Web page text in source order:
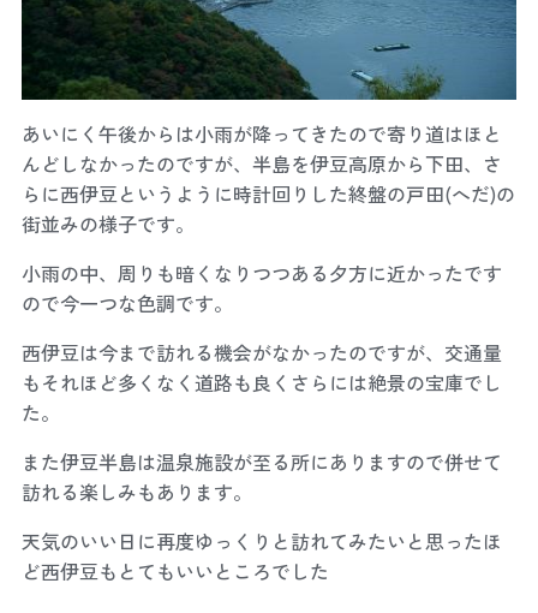
あいにく午後からは小雨が降ってきたので寄り道はほと
んどしなかったのですが、半島を伊豆高原から下田、さ
らに西伊豆というように時計回りした終盤の戸田(へだ)の
街並みの様子です。
小雨の中、周りも暗くなりつつある夕方に近かったです
ので今一つな色調です。
西伊豆は今まで訪れる機会がなかったのですが、交通量
もそれほど多くなく道路も良くさらには絶景の宝庫でし
た。
また伊豆半島は温泉施設が至る所にありますので併せて
訪れる楽しみもあります。
天気のいい日に再度ゆっくりと訪れてみたいと思ったほ
ど西伊豆もとてもいいところでした